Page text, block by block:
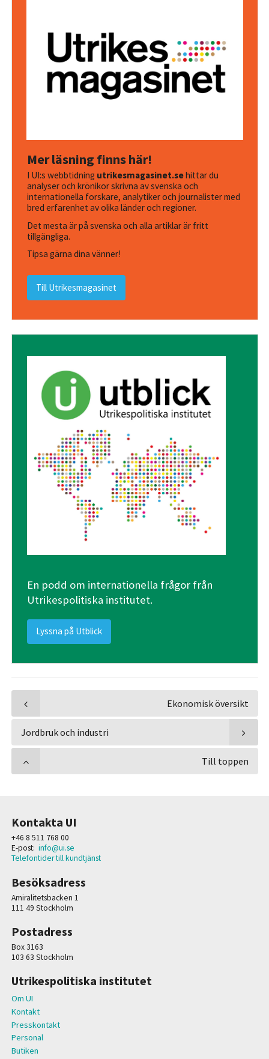
Mer läsning finns här!
I UI:s webbtidning utrikesmagasinet.sehittar du
analyser och krönikor skrivna av svenska och
internationella forskare, analytiker och journalister med
bred erfarenhet av olika länder och regioner.
Det mesta är på svenska och alla artiklar är fritt
tillgängliga.
Tipsa gärna dina vänner!
Till Utrikesmagasinet
En podd om internationella frågor från
Utrikespolitiska institutet.
Lyssna på Utblick
Ekonomisk översikt
Jordbruk och industri
Till toppen
Kontakta UI
+46 8 511 768 00
E-post: info@ui.se
Telefontider till kundtjänst
Besöksadress
Amiralitetsbacken 1
111 49 Stockholm
Postadress
Box 3163
103 63 Stockholm
Utrikespolitiska institutet
Om UI
Kontakt
Presskontakt
Personal
Butiken